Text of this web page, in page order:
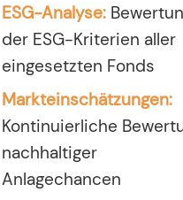
ESG-Analyse:
der ESG-Kriterien aller
eingesetzten Fonds
Markteinschätzungen:
Kontinuierliche
nachhaltiger
Anlagechancen